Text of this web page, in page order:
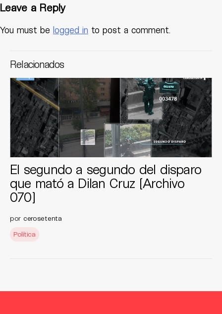
Leave a Reply
You must be logged in to post a comment.
Relacionados
El segundo a segundo del disparo
que mató a Dilan Cruz [Archivo
070]
por cerosetenta
Política